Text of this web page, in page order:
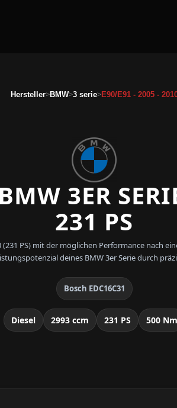
Hersteller>BMW>3 serie>E90/E91 - 2005 -
3ER
231 PS
(231 PS) mit der möglichen Performance
deines BMW 3er Serie durch
Bosch EDC16C31
Diesel 2993 ccm 231 PS 500 Nm